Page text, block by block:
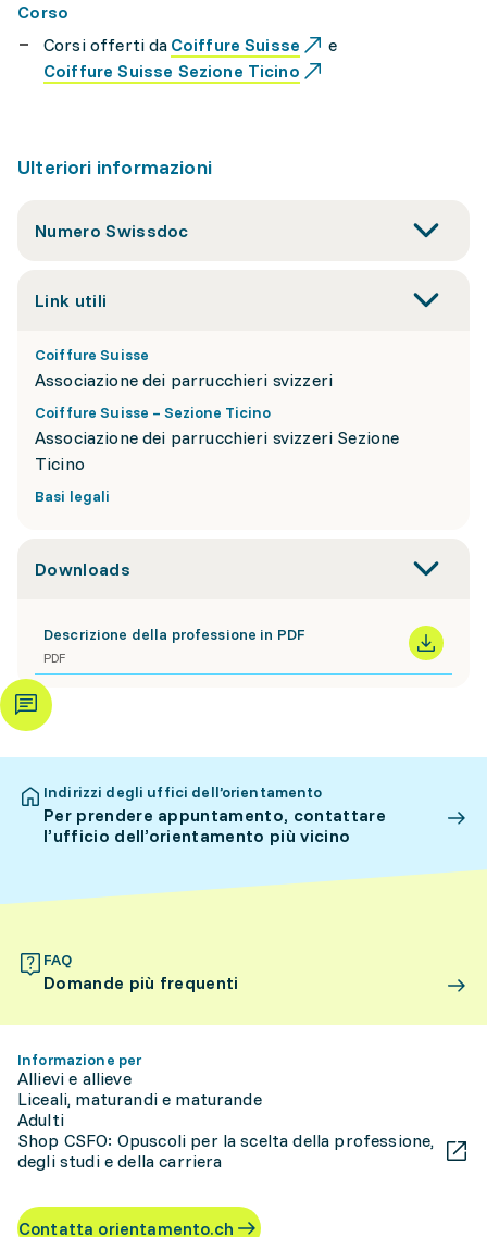
Corso
Corsi offerti da Coiffure Suisse
e
Coiffure Suisse Sezione Ticino
Ulteriori informazioni
Numero Swissdoc
Link utili
Coiffure Suisse
Associazione dei parrucchieri svizzeri
Coiffure Suisse – Sezione Ticino
Associazione dei parrucchieri svizzeri Sezione
Ticino
Basi legali
Downloads
Descrizione della professione in PDF
PDF
Indirizzi degli uffici dell’orientamento
Per prendere appuntamento, contattare
l’ufficio dell’orientamento più vicino
FAQ
Domande più frequenti
Informazione per
Allievi e allieve
Liceali, maturandi e maturande
Adulti
Shop CSFO: Opuscoli per la scelta della professione,
degli studi e della carriera
Contatta orientamento.ch